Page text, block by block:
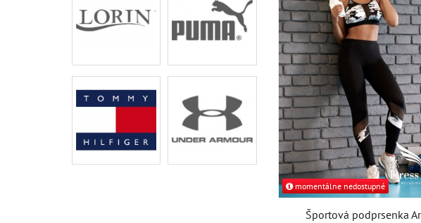
momentálne nedostupné
Športová podprsenka